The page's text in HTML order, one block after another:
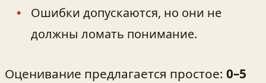
Ошибки допускаются, но они не
должны ломать понимание.
Оценивание предлагается простое: 0–5